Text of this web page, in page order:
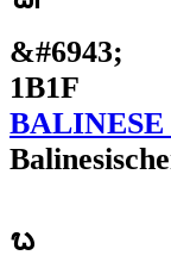
&#6943;
1B1F
ᬠ